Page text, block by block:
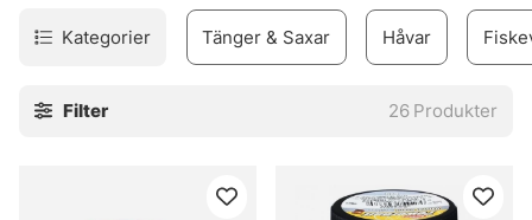
tvekar i sista sekund.
Här finns medel för både hårda beten och mjukare
smaksättare. Vissa dagar räcker en tunn hinna runt betet.
fiskar ofta märker snabbt att det här är verktyg för de där
Kategorier Tänger & Saxar Håvar
Filter 26 Produkter